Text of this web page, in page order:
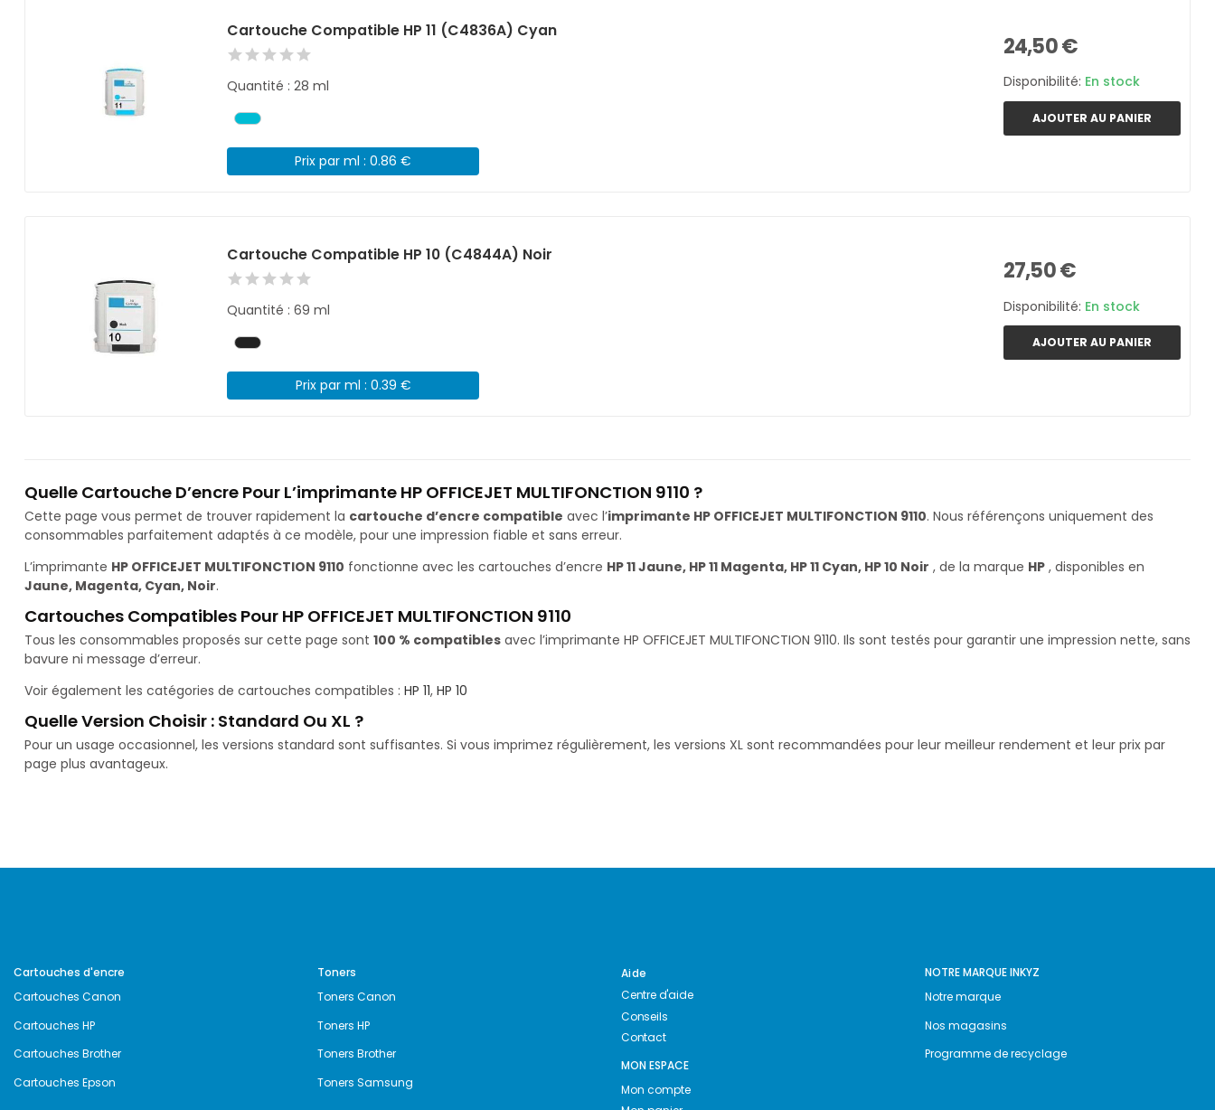
Cartouche Compatible HP 11 (C4836A) Cyan
Quantité : 28 ml
Prix par ml : 0.86 €
24,50 €
Disponibilité: En stock
AJOUTER AU PANIER
Cartouche Compatible HP 10 (C4844A) Noir
Quantité : 69 ml
Prix par ml : 0.39 €
27,50 €
Disponibilité: En stock
AJOUTER AU PANIER
Quelle Cartouche D’encre Pour L’imprimante HP OFFICEJET MULTIFONCTION 9110 ?
Cette page vous permet de trouver rapidement la cartouche d’encre compatible avec l’imprimante HP OFFICEJET MULTIFONCTION 9110. Nous référençons uniquement des
consommables parfaitement adaptés à ce modèle, pour une impression fiable et sans erreur.
L’imprimante HP OFFICEJET MULTIFONCTION 9110 fonctionne avec les cartouches d’encre HP 11 Jaune, HP 11 Magenta, HP 11 Cyan, HP 10 Noir , de la marque HP , disponibles en
Jaune, Magenta, Cyan, Noir.
Cartouches Compatibles Pour HP OFFICEJET MULTIFONCTION 9110
Tous les consommables proposés sur cette page sont 100 % compatibles avec l’imprimante HP OFFICEJET MULTIFONCTION 9110. Ils sont testés pour garantir une impression nette, sans
bavure ni message d’erreur.
Voir également les catégories de cartouches compatibles : HP 11, HP 10
Quelle Version Choisir : Standard Ou XL ?
Pour un usage occasionnel, les versions standard sont suffisantes. Si vous imprimez régulièrement, les versions XL sont recommandées pour leur meilleur rendement et leur prix par
page plus avantageux.
Cartouches d'encre
Cartouches Canon
Cartouches HP
Cartouches Brother
Cartouches Epson
Toners
Toners Canon
Toners HP
Toners Brother
Toners Samsung
Aide
Centre d'aide
Conseils
Contact
MON ESPACE
Mon compte
NOTRE MARQUE INKYZ
Notre marque
Nos magasins
Programme de recyclage